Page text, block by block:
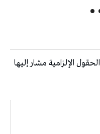
الحقول الإلزامية مشار إليها